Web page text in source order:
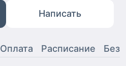
Написать
Оплата Расписание